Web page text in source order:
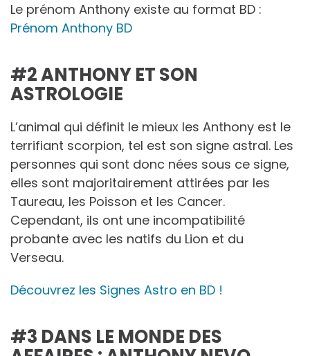
Le prénom Anthony existe au format BD :
Prénom Anthony BD
#2 ANTHONY ET SON
ASTROLOGIE
L’animal qui définit le mieux les Anthony est le
terrifiant scorpion, tel est son signe astral. Les
personnes qui sont donc nées sous ce signe,
elles sont majoritairement attirées par les
Taureau, les Poisson et les Cancer.
Cependant, ils ont une incompatibilité
probante avec les natifs du Lion et du
Verseau.
Découvrez les Signes Astro en BD !
#3 DANS LE MONDE DES